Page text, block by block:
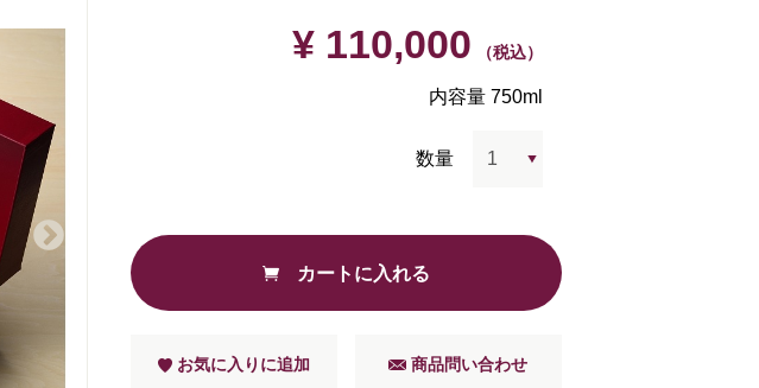
¥ 110,000 （税込）
内容量 750ml
数量
カートに入れる
お気に入りに追加 商品問い合わせ